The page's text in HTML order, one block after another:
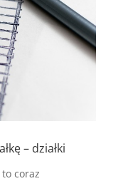
– działki
coraz